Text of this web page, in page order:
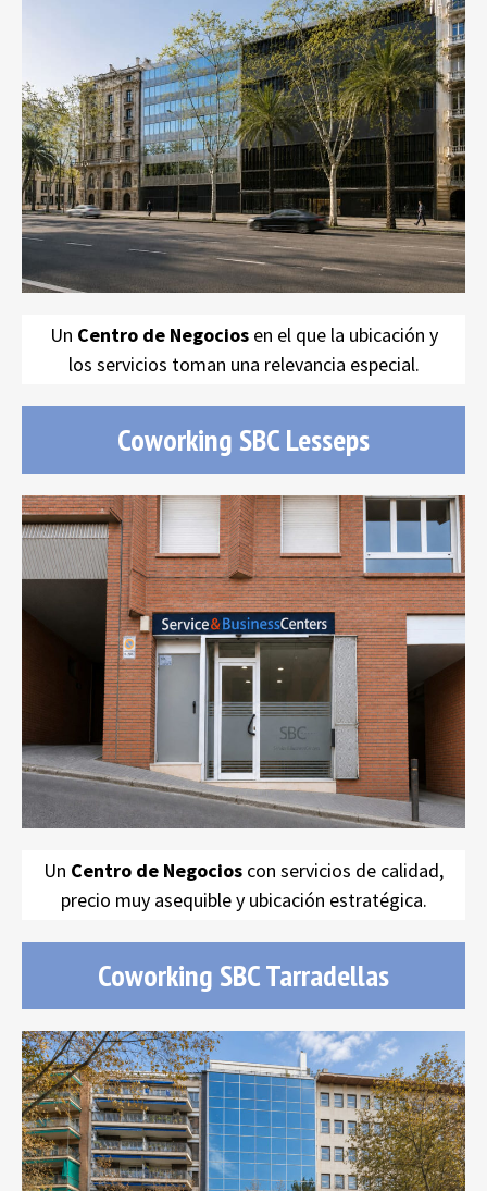
Coworking SBC Diagonal-Tuset
Avenida Diagonal
Un Centro de Negociosen el que la ubicación y
los servicios toman una relevancia especial.
Coworking SBC Lesseps
Coworking SBC Lesseps
oficinas de alquiler
Un Centro de Negocios con servicios de calidad,
precio muy asequible y ubicación estratégica.
Coworking SBC Tarradellas